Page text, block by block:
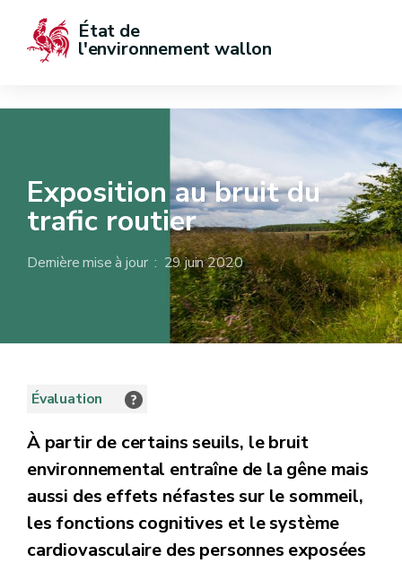
État de
l'environnement wallon
Exposition au bruit du
trafic routier
Dernière mise à jour : 29 juin 2020
Évaluation
À partir de certains seuils, le bruit
environnemental entraîne de la gêne mais
aussi des effets néfastes sur le sommeil,
les fonctions cognitives et le système
cardiovasculaire des personnes exposées